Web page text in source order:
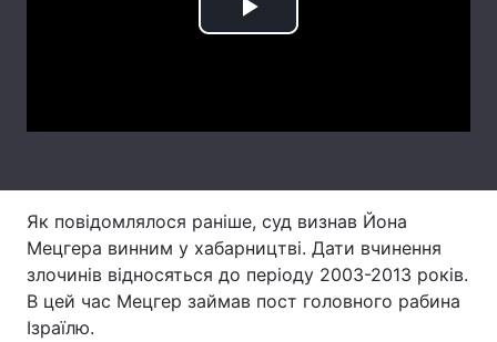
Вакансії
Play
Як повідомлялося раніше, суд визнав Йона
Мецгера винним у хабарництві. Дати вчинення
злочинів відносяться до періоду 2003-2013 років.
В цей час Мецгер займав пост головного рабина
Ізраїлю.